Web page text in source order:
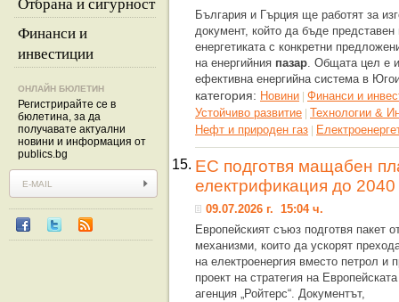
Финанси и
инвестиции
ОНЛАЙН БЮЛЕТИН
Регистрирайте се в
бюлетина, за да
получавате актуални
новини и информация от
publics.bg
България и Гърция ще работят за
документ, който да бъде
енергетиката с конкретни
на енергийния пазар. Общата цел е
ефективна енергийна система в
категория: Новини | Финанси и
Устойчиво развитие | Технологии &
Нефт и природен газ |
15. ЕС подготвя мащабен
електрификация до 2040
09.07.2026 г. 15:04 ч.
Европейският съюз подготвя пакет
механизми, които да ускорят
на електроенергия вместо петрол и
проект на стратегия на
агенция „Ройтерс“. Документът,